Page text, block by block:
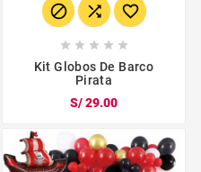
  
    
Kit Globos De Barco
Pirata
S/ 29.00